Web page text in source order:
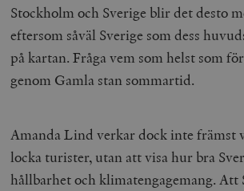
Stockholm och Sverige blir det desto
eftersom såväl Sverige som dess
på kartan. Fråga vem som helst som
genom Gamla stan sommartid.
Amanda Lind verkar dock inte främst
locka turister, utan att visa hur bra
hållbarhet och klimatengagemang. Att